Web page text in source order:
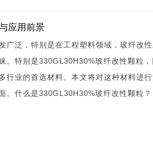
应用前景
广泛，特别是在工程塑料领域，玻纤改
。特别是330GL30H30%玻纤改性颗粒
行业的首选材料。本文将对这种材料进行
。什么是330GL30H30%玻纤改性颗粒？